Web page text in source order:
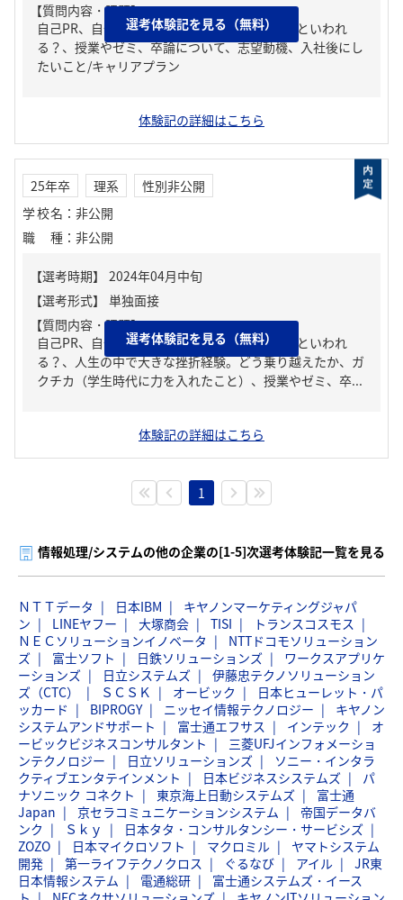
【質問内容・課題】
自己PR、自分の強み/弱み、周りからどんな人といわれ
る？、授業やゼミ、卒論について、志望動機、入社後にし
たいこと/キャリアプラン
選考体験記を見る（無料）
体験記の詳細はこちら
25年卒 理系
性別非公開
学校名 ： 非公開
職種 ： 非公開
【質問内容・課題】
自己PR、自分の強み/弱み、周りからどんな人といわれ
る？、人生の中で大きな挫折経験。どう乗り越えたか、ガ
クチカ（学生時代に力を入れたこと）、授業やゼミ、卒...
選考体験記を見る（無料）
体験記の詳細はこちら
1
情報処理/システムの他の企業の[1-5]次選考体験記一覧を見る
ＮＴＴデータ 日本IBM
キヤノンマーケティングジャパ
ン
LINEヤフー 大塚商会 TISI
トランスコスモス
ＮＥＣソリューションイノベータ
NTTドコモソリューション
ズ
富士ソフト 日鉄ソリューションズ
ワークスアプリケ
ーションズ
日立システムズ
伊藤忠テクノソリューション
ズ（CTC）
ＳＣＳＫ オービック
日本ヒューレット・パ
ッカード
BIPROGY ニッセイ情報テクノロジー
キヤノン
システムアンドサポート
富士通エフサス インテック
オ
ービックビジネスコンサルタント
三菱UFJインフォメーショ
ンテクノロジー
日立ソリューションズ
ソニー・インタラ
クティブエンタテインメント
日本ビジネスシステムズ
パ
ナソニック コネクト
東京海上日動システムズ
富士通
Japan
京セラコミュニケーションシステム
帝国データバ
ンク
Ｓｋｙ
日本タタ・コンサルタンシー・サービシズ
ZOZO
日本マイクロソフト マクロミル
ヤマトシステム
開発
第一ライフテクノクロス ぐるなび アイル
JR東
日本情報システム
電通総研
富士通システムズ・イース